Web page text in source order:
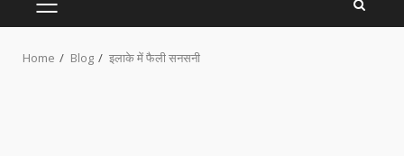
PRIMARY
Home Blog इलाके में फैली सनसनी